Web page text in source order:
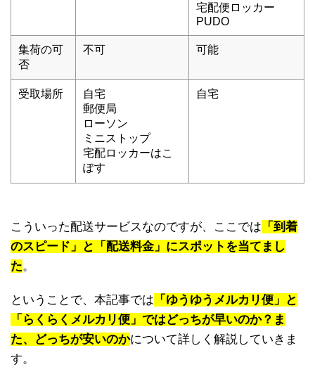
宅配便ロッカー
PUDO
集荷の可
否
不可 可能
受取場所
自宅
郵便局
ローソン
ミニストップ
宅配ロッカーはこ
ぽす
自宅
こういった配送サービスなのですが、ここでは 「到着
のスピード」と「配送料金」にスポットを当てまし
た。
ということで、本記事では 「ゆうゆうメルカリ便」と
「らくらくメルカリ便」ではどっちが早いのか？ま
た、どっちが安いのかについて詳しく解説していきま
す。